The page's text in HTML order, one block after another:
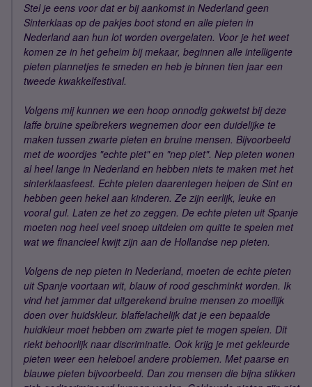
Stel je eens voor dat er bij aankomst in Nederland geen
Sinterklaas op de pakjes boot stond en alle pieten in
Nederland aan hun lot worden overgelaten. Voor je het weet
komen ze in het geheim bij mekaar, beginnen alle intelligente
pieten plannetjes te smeden en heb je binnen tien jaar een
tweede kwakkelfestival.
Volgens mij kunnen we een hoop onnodig gekwetst bij deze
laffe bruine spelbrekers wegnemen door een duidelijke te
maken tussen zwarte pieten en bruine mensen. Bijvoorbeeld
met de woordjes "echte piet" en "nep piet". Nep pieten wonen
al heel lange in Nederland en hebben niets te maken met het
sinterklaasfeest. Echte pieten daarentegen helpen de Sint en
hebben geen hekel aan kinderen. Ze zijn eerlijk, leuke en
vooral gul. Laten ze het zo zeggen. De echte pieten uit Spanje
moeten nog heel veel snoep uitdelen om quitte te spelen met
wat we financieel kwijt zijn aan de Hollandse nep pieten.
Volgens de nep pieten in Nederland, moeten de echte pieten
uit Spanje voortaan wit, blauw of rood geschminkt worden. Ik
vind het jammer dat uitgerekend bruine mensen zo moeilijk
doen over huidskleur. blaffelachelijk dat je een bepaalde
huidkleur moet hebben om zwarte piet te mogen spelen. Dit
riekt behoorlijk naar discriminatie. Ook krijg je met gekleurde
pieten weer een heleboel andere problemen. Met paarse en
blauwe pieten bijvoorbeeld. Dan zou mensen die bijna stikken